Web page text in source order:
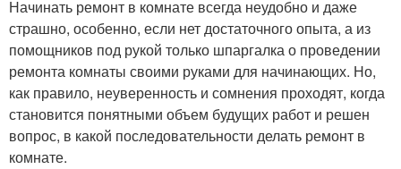
Начинать ремонт в комнате всегда неудобно и даже
страшно, особенно, если нет достаточного опыта, а из
помощников под рукой только шпаргалка о проведении
ремонта комнаты своими руками для начинающих. Но,
как правило, неуверенность и сомнения проходят, когда
становится понятными объем будущих работ и решен
вопрос, в какой последовательности делать ремонт в
комнате.